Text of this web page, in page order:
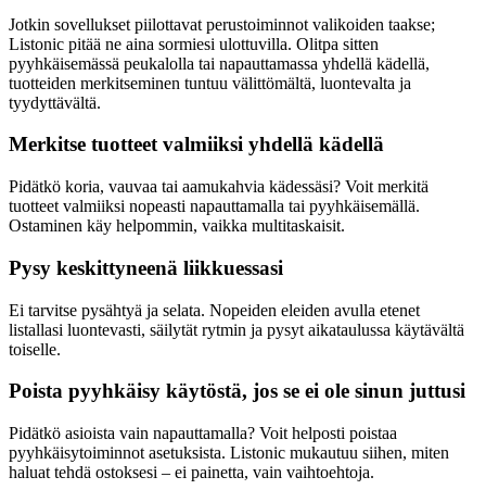
Jotkin sovellukset piilottavat perustoiminnot valikoiden taakse;
Listonic pitää ne aina sormiesi ulottuvilla. Olitpa sitten
pyyhkäisemässä peukalolla tai napauttamassa yhdellä kädellä,
tuotteiden merkitseminen tuntuu välittömältä, luontevalta ja
tyydyttävältä.
Merkitse tuotteet valmiiksi yhdellä kädellä
Pidätkö koria, vauvaa tai aamukahvia kädessäsi? Voit merkitä
tuotteet valmiiksi nopeasti napauttamalla tai pyyhkäisemällä.
Ostaminen käy helpommin, vaikka multitaskaisit.
Pysy keskittyneenä liikkuessasi
Ei tarvitse pysähtyä ja selata. Nopeiden eleiden avulla etenet
listallasi luontevasti, säilytät rytmin ja pysyt aikataulussa käytävältä
toiselle.
Poista pyyhkäisy käytöstä, jos se ei ole sinun juttusi
Pidätkö asioista vain napauttamalla? Voit helposti poistaa
pyyhkäisytoiminnot asetuksista. Listonic mukautuu siihen, miten
haluat tehdä ostoksesi – ei painetta, vain vaihtoehtoja.